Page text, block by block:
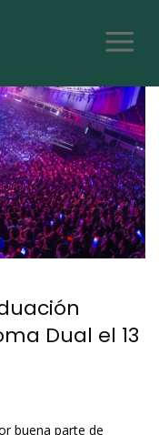
Dual el 13
buena parte de